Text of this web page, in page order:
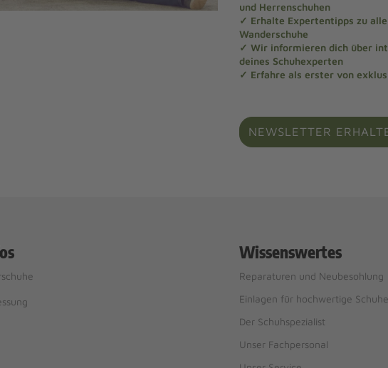
und Herrenschuhen
✓ Erhalte Expertentipps zu
Wanderschuhe
✓ Wir informieren dich über
deines Schuhexperten
✓ Erfahre als erster von
NEWSLETTER
Wissenswertes
Reparaturen und Neubesohlung
Einlagen für hochwertige Schuhe
Der Schuhspezialist
Unser Fachpersonal